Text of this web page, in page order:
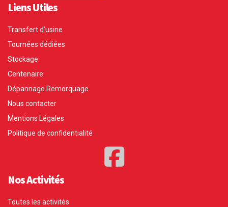
Liens Utiles
Transfert d’usine
Tournées dédiées
Stockage
Centenaire
Dépannage Remorquage
Nous contacter
Mentions Légales
Politique de confidentialité
Nos Activités
Toutes les activités